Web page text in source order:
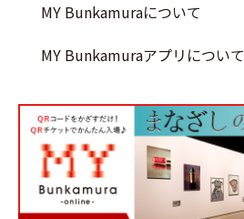
MY Bunkamuraについて
MY Bunkamuraアプリについて